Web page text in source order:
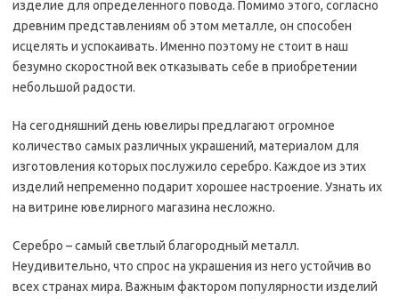
изделие для определенного повода. Помимо этого, согласно
древним представлениям об этом металле, он способен
исцелять и успокаивать. Именно поэтому не стоит в наш
безумно скоростной век отказывать себе в приобретении
небольшой радости.
На сегодняшний день ювелиры предлагают огромное
количество самых различных украшений, материалом для
изготовления которых послужило серебро. Каждое из этих
изделий непременно подарит хорошее настроение. Узнать их
на витрине ювелирного магазина несложно.
Серебро – самый светлый благородный металл.
Неудивительно, что спрос на украшения из него устойчив во
всех странах мира. Важным фактором популярности изделий